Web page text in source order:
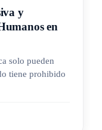
y
en
solo pueden
tiene prohibido